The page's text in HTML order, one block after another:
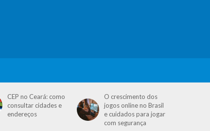
CEP no Ceará: como
consultar cidades e
endereços
O crescimento dos
jogos online no Brasil
e cuidados para jogar
com segurança